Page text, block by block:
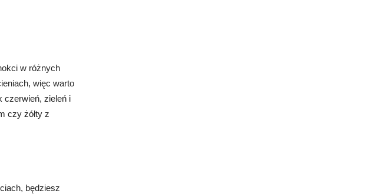
w różnych
więc warto
czerwień, zieleń i
czy żółty z
będziesz